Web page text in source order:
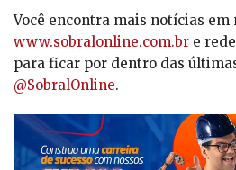
Você encontra mais notícias em
www.sobralonline.com.br e
para ficar por dentro das
@SobralOnline.